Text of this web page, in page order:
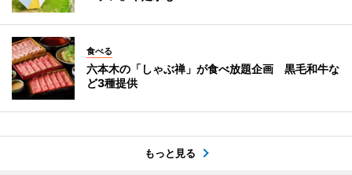
食べる
六本木の「しゃぶ禅」が食べ放題企画 黒毛和牛な
ど3種提供
もっと見る